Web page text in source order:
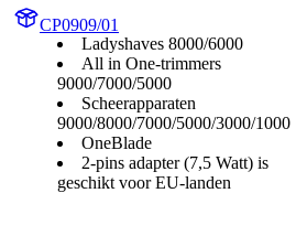
CP0909/01
Ladyshaves 8000/6000
All in One-trimmers
9000/7000/5000
Scheerapparaten
9000/8000/7000/5000/3000/1000
OneBlade
2-pins adapter (7,5 Watt) is
geschikt voor EU-landen